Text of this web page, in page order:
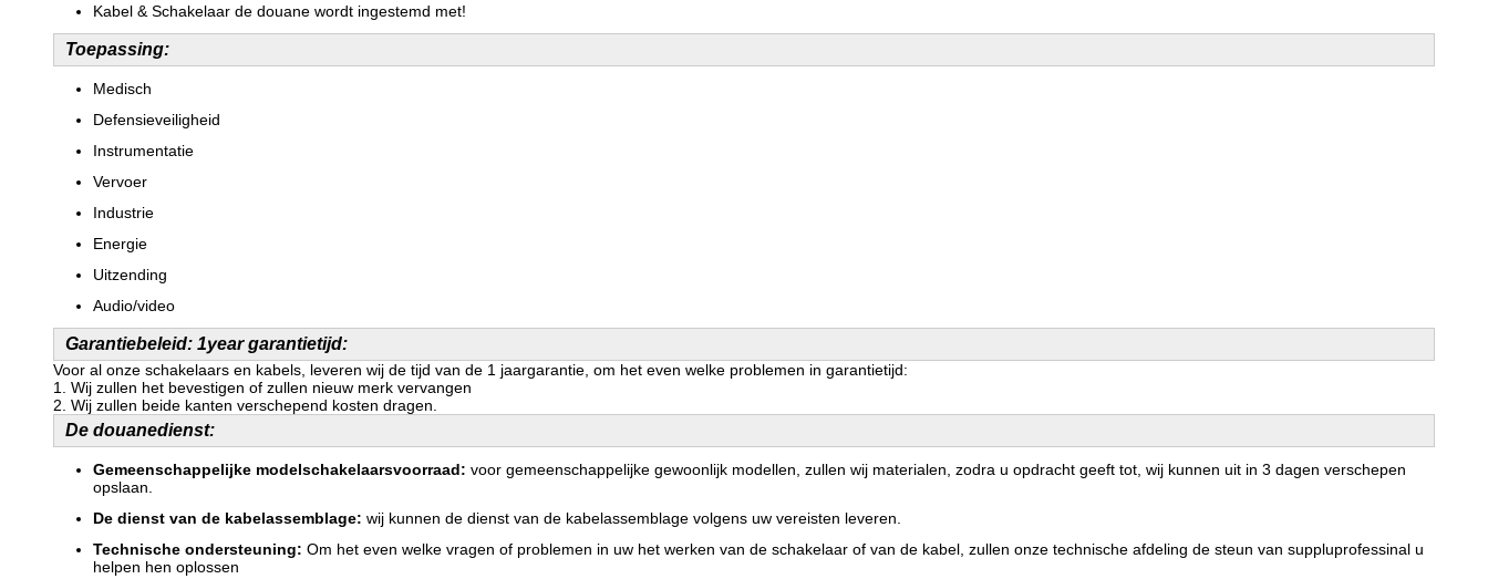
Kabel & Schakelaar de douane wordt ingestemd met!
Toepassing:
Medisch
Defensieveiligheid
Instrumentatie
Vervoer
Industrie
Energie
Uitzending
Audio/video
Garantiebeleid: 1year garantietijd:
Voor al onze schakelaars en kabels, leveren wij de tijd van de 1 jaargarantie, om het even welke problemen in garantietijd:
1. Wij zullen het bevestigen of zullen nieuw merk vervangen
2. Wij zullen beide kanten verschepend kosten dragen.
De douanedienst:
Gemeenschappelijke modelschakelaarsvoorraad: voor gemeenschappelijke gewoonlijk modellen, zullen wij materialen, zodra u opdracht geeft tot, wij kunnen uit in 3 dagen verschepen
opslaan.
De dienst van de kabelassemblage: wij kunnen de dienst van de kabelassemblage volgens uw vereisten leveren.
Technische ondersteuning: Om het even welke vragen of problemen in uw het werken van de schakelaar of van de kabel, zullen onze technische afdeling de steun van suppluprofessinal u
helpen hen oplossen